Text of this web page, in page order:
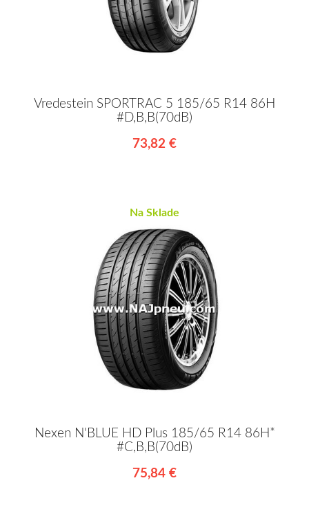
Vredestein SPORTRAC 5 185/65 R14 86H
#D,B,B(70dB)
73,82 €
Na Sklade
Nexen N'BLUE HD Plus 185/65 R14 86H*
#C,B,B(70dB)
75,84 €